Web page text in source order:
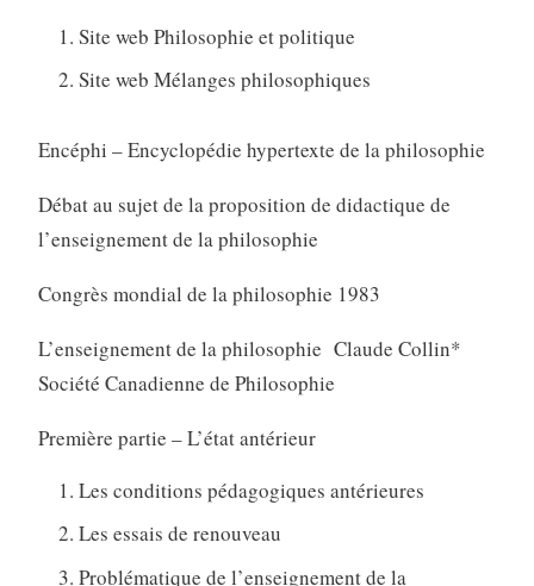
Site web Philosophie et politique
Site web Mélanges philosophiques
Encéphi – Encyclopédie hypertexte de la philosophie
Débat au sujet de la proposition de didactique de
l’enseignement de la philosophie
Congrès mondial de la philosophie 1983
L’enseignement de la philosophie Claude Collin*
Société Canadienne de Philosophie
Première partie – L’état antérieur
Les conditions pédagogiques antérieures
Les essais de renouveau
Problématique de l’enseignement de la